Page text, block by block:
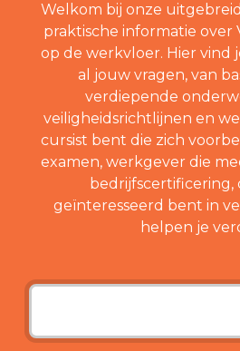
Welkom bij onze
praktische informatie over
op de werkvloer. Hier vind
al jouw vragen, van
verdiepende
veiligheidsrichtlijnen en
cursist bent die zich
examen, werkgever die
bedrijfscertificering,
geïnteresseerd bent in
helpen je